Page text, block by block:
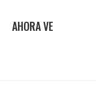
AHORA VE